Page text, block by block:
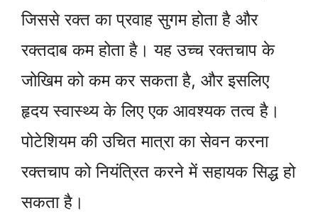
जिससे रक्त का प्रवाह सुगम होता है और
रक्तदाब कम होता है। यह उच्च रक्तचाप के
जोखिम को कम कर सकता है, और इसलिए
हृदय स्वास्थ्य के लिए एक आवश्यक तत्व है।
पोटेशियम की उचित मात्रा का सेवन करना
रक्तचाप को नियंत्रित करने में सहायक सिद्ध हो
सकता है।